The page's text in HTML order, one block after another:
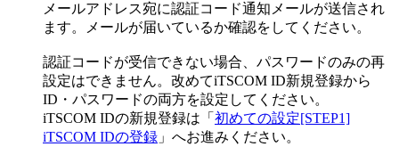
メールアドレス宛に認証コード通知メールが送信され
ます。メールが届いているか確認をしてください。
認証コードが受信できない場合、パスワードのみの再
設定はできません。改めてiTSCOM ID新規登録から
ID・パスワードの両方を設定してください。
iTSCOM IDの新規登録は「 初めての設定[STEP1]
iTSCOM IDの登録 」へお進みください。